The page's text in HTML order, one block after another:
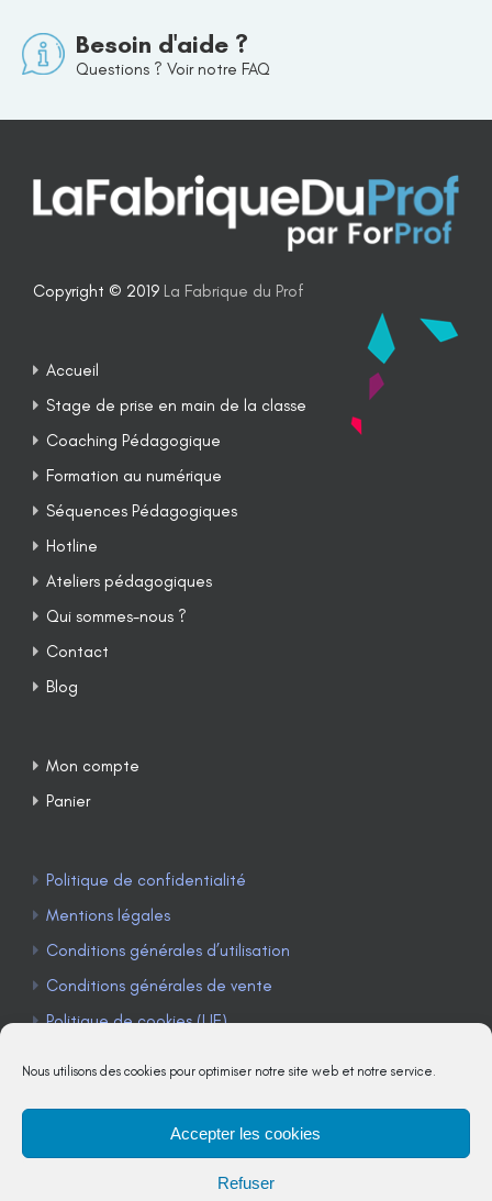
Nous utilisons des cookies pour optimiser notre site web et notre service.
Accepter les cookies
Refuser
Besoin d'aide ?
Questions ? Voir notre FAQ
Copyright © 2019 La Fabrique du Prof
Accueil
Stage de prise en main de la classe
Coaching Pédagogique
Formation au numérique
Séquences Pédagogiques
Hotline
Ateliers pédagogiques
Qui sommes-nous ?
Contact
Blog
Mon compte
Panier
Politique de confidentialité
Mentions légales
Conditions générales d’utilisation
Conditions générales de vente
Politique de cookies (UE)
TÉLÉPHONE : 04 90 85 22 98